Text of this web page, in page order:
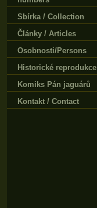
Sbírka / Collection
Články / Articles
Osobnosti/Persons
Historické reprodukce
Komiks Pán jaguárů
Kontakt / Contact